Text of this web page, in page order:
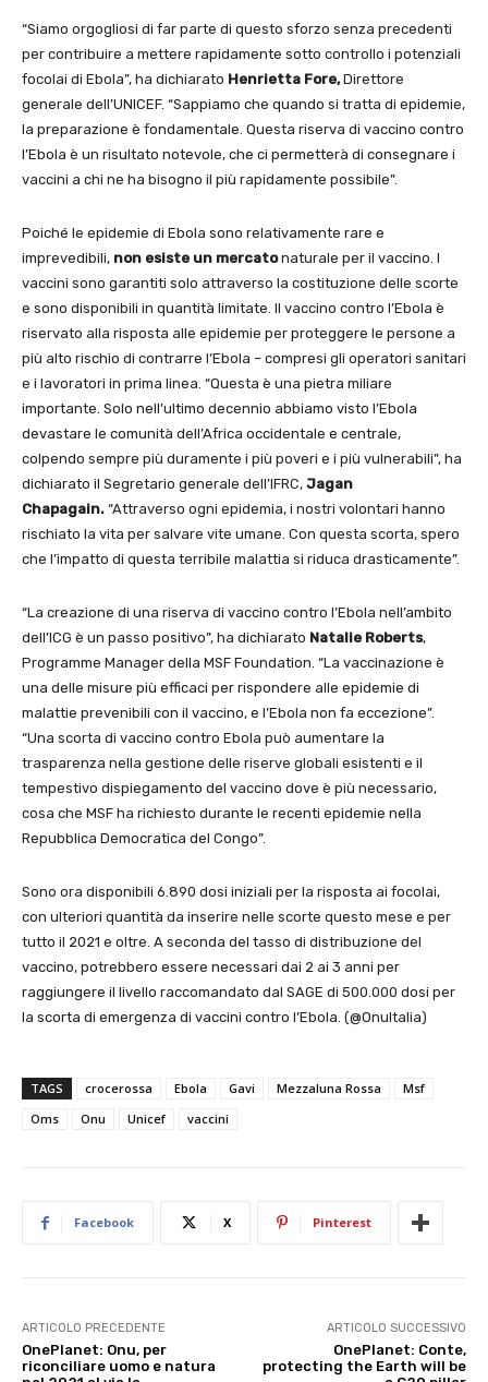
“Siamo orgogliosi di far parte di questo sforzo senza precedenti
per contribuire a mettere rapidamente sotto controllo i potenziali
focolai di Ebola”, ha dichiarato Henrietta Fore,Direttore
generale dell’UNICEF. “Sappiamo che quando si tratta di epidemie,
la preparazione è fondamentale. Questa riserva di vaccino contro
l’Ebola è un risultato notevole, che ci permetterà di consegnare i
vaccini a chi ne ha bisogno il più rapidamente possibile”.
Poiché le epidemie di Ebola sono relativamente rare e
imprevedibili, non esiste un mercatonaturale per il vaccino. I
vaccini sono garantiti solo attraverso la costituzione delle scorte
e sono disponibili in quantità limitate. Il vaccino contro l’Ebola è
riservato alla risposta alle epidemie per proteggere le persone a
più alto rischio di contrarre l’Ebola – compresi gli operatori sanitari
e i lavoratori in prima linea. “Questa è una pietra miliare
importante. Solo nell’ultimo decennio abbiamo visto l’Ebola
devastare le comunità dell’Africa occidentale e centrale,
colpendo sempre più duramente i più poveri e i più vulnerabili”, ha
dichiarato il Segretario generale dell’IFRC, Jagan
Chapagain. “Attraverso ogni epidemia, i nostri volontari hanno
rischiato la vita per salvare vite umane. Con questa scorta, spero
che l’impatto di questa terribile malattia si riduca drasticamente”.
“La creazione di una riserva di vaccino contro l’Ebola nell’ambito
dell’ICG è un passo positivo”, ha dichiarato Natalie Roberts,
Programme Manager della MSF Foundation. “La vaccinazione è
una delle misure più efficaci per rispondere alle epidemie di
malattie prevenibili con il vaccino, e l’Ebola non fa eccezione”.
“Una scorta di vaccino contro Ebola può aumentare la
trasparenza nella gestione delle riserve globali esistenti e il
tempestivo dispiegamento del vaccino dove è più necessario,
cosa che MSF ha richiesto durante le recenti epidemie nella
Repubblica Democratica del Congo”.
Sono ora disponibili 6.890 dosi iniziali per la risposta ai focolai,
con ulteriori quantità da inserire nelle scorte questo mese e per
tutto il 2021 e oltre. A seconda del tasso di distribuzione del
vaccino, potrebbero essere necessari dai 2 ai 3 anni per
raggiungere il livello raccomandato dal SAGE di 500.000 dosi per
la scorta di emergenza di vaccini contro l’Ebola. (@OnuItalia)
TAGS crocerossa Ebola Gavi Mezzaluna Rossa
Msf
Oms
Onu Unicef vaccini
Facebook X Pinterest
ARTICOLO PRECEDENTE
OnePlanet: Onu, per
riconciliare uomo e natura
ARTICOLO SUCCESSIVO
OnePlanet: Conte,
protecting the Earth will be